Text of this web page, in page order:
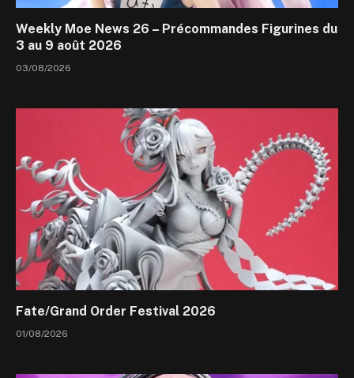
Weekly Moe News 26 – Précommandes Figurines du
3 au 9 août 2026
03/08/2026
Fate/Grand Order Festival 2026
01/08/2026